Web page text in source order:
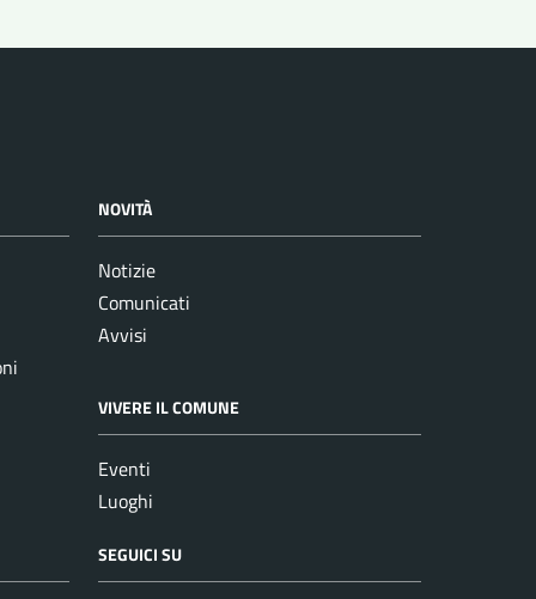
NOVITÀ
Notizie
Comunicati
Avvisi
VIVERE IL COMUNE
Eventi
Luoghi
SEGUICI SU